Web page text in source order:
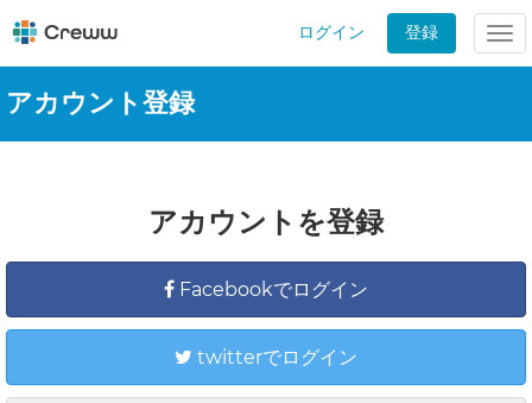
ログイン 登録
アカウント登録
アカウントを登録
Facebookでログイン
twitterでログイン